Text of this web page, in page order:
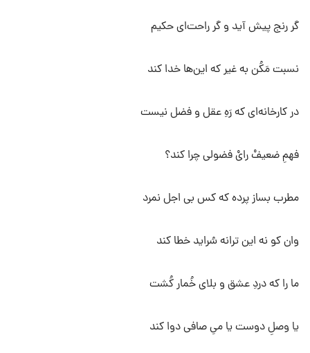
گر رنج پیش آید و گر راحت‌ای حکیم
نسبت مَکُن به غیر که این‌ها خدا کند
در کارخانه‌ای که رَهِ عقل و فضل نیست
فهمِ ضعیفْ رایْ فضولی چرا کند؟
مطرب بساز پرده که کس بی اجل نمرد
وان کو نه این ترانه سُراید خطا کند
ما را که دردِ عشق و بلای خُمار کُشت
یا وصلِ دوست یا میِ صافی دوا کند